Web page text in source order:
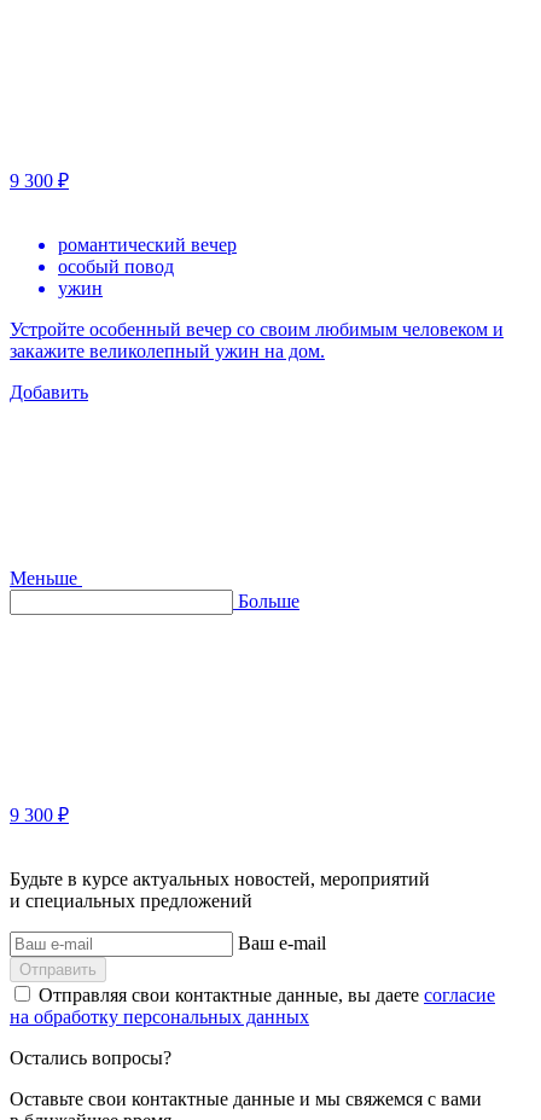
9 300 ₽
романтический вечер
особый повод
ужин
Устройте особенный вечер со своим любимым человеком и
закажите великолепный ужин на дом.
Добавить
Меньше
Больше
9 300 ₽
Будьте в курсе актуальных новостей, мероприятий
и специальных предложений
Ваш e-mail
Отправить
Отправляя свои контактные данные, вы даете согласие
на обработку персональных данных
Остались вопросы?
Оставьте свои контактные данные и мы свяжемся с вами